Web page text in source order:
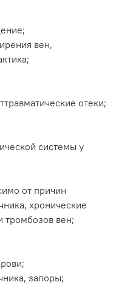
вен,
отеки;
системы у
от причин
хронические
тромбозов вен;
запоры;